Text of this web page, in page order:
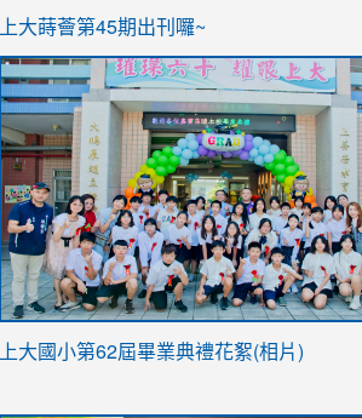
ink
https://sites.google.com/stes.tyc.edu.tw/
link
https://sites.google.com/stes.tyc.edu.tw/
上大蒔薈第45期出刊囉~
link
上大國小第62屆畢業典禮花絮(相片)